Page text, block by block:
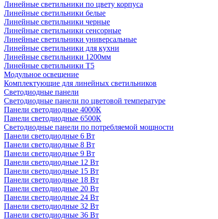
Линейные светильники по цвету корпуса
Линейные светильники белые
Линейные светильники черные
Линейные светильники сенсорные
Линейные светильники универсальные
Линейные светильники для кухни
Линейные светильники 1200мм
Линейные светильники Т5
Модульное освещение
Комплектующие для линейных светильников
Светодиодные панели
Светодиодные панели по цветовой температуре
Панели светодиодные 4000К
Панели светодиодные 6500К
Светодиодные панели по потребляемой мощности
Панели светодиодные 6 Вт
Панели светодиодные 8 Вт
Панели светодиодные 9 Вт
Панели светодиодные 12 Вт
Панели светодиодные 15 Вт
Панели светодиодные 18 Вт
Панели светодиодные 20 Вт
Панели светодиодные 24 Вт
Панели светодиодные 32 Вт
Панели светодиодные 36 Вт